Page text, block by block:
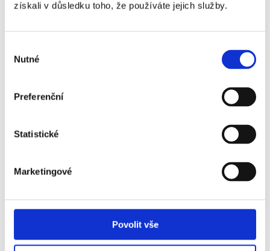
získali v důsledku toho, že používáte jejich služby.
souhlasu
Nutné
Preferenční
Statistické
Marketingové
Povolit vše
MONTE CARLO-ROLEX MASTERS -
MONACO